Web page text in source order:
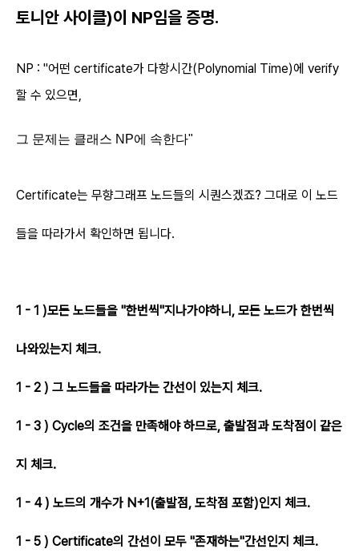
토니안 사이클)이 NP임을 증명.
NP : "어떤 certificate가 다항시간(Polynomial Time)에 verify
할 수 있으면,
그 문제는 클래스 NP에 속한다"
Certificate는 무향그래프 노드들의 시퀀스겠죠? 그대로 이 노드
들을 따라가서 확인하면 됩니다.
1 - 1 )모든 노드들을 "한번씩"지나가야하니, 모든 노드가 한번씩
나와있는지 체크.
1 - 2 ) 그 노드들을 따라가는 간선이 있는지 체크.
1 - 3 ) Cycle의 조건을 만족해야 하므로, 출발점과 도착점이 같은
지 체크.
1 - 4 ) 노드의 개수가 N+1(출발점, 도착점 포함)인지 체크.
1 - 5 ) Certificate의 간선이 모두 "존재하는"간선인지 체크.